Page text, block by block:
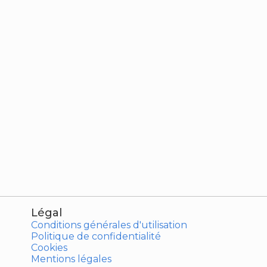
Légal
Conditions générales d'utilisation
Politique de confidentialité
Cookies
Mentions légales